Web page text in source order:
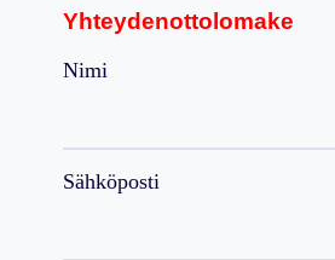
Yhteydenottolomake
Nimi
Sähköposti